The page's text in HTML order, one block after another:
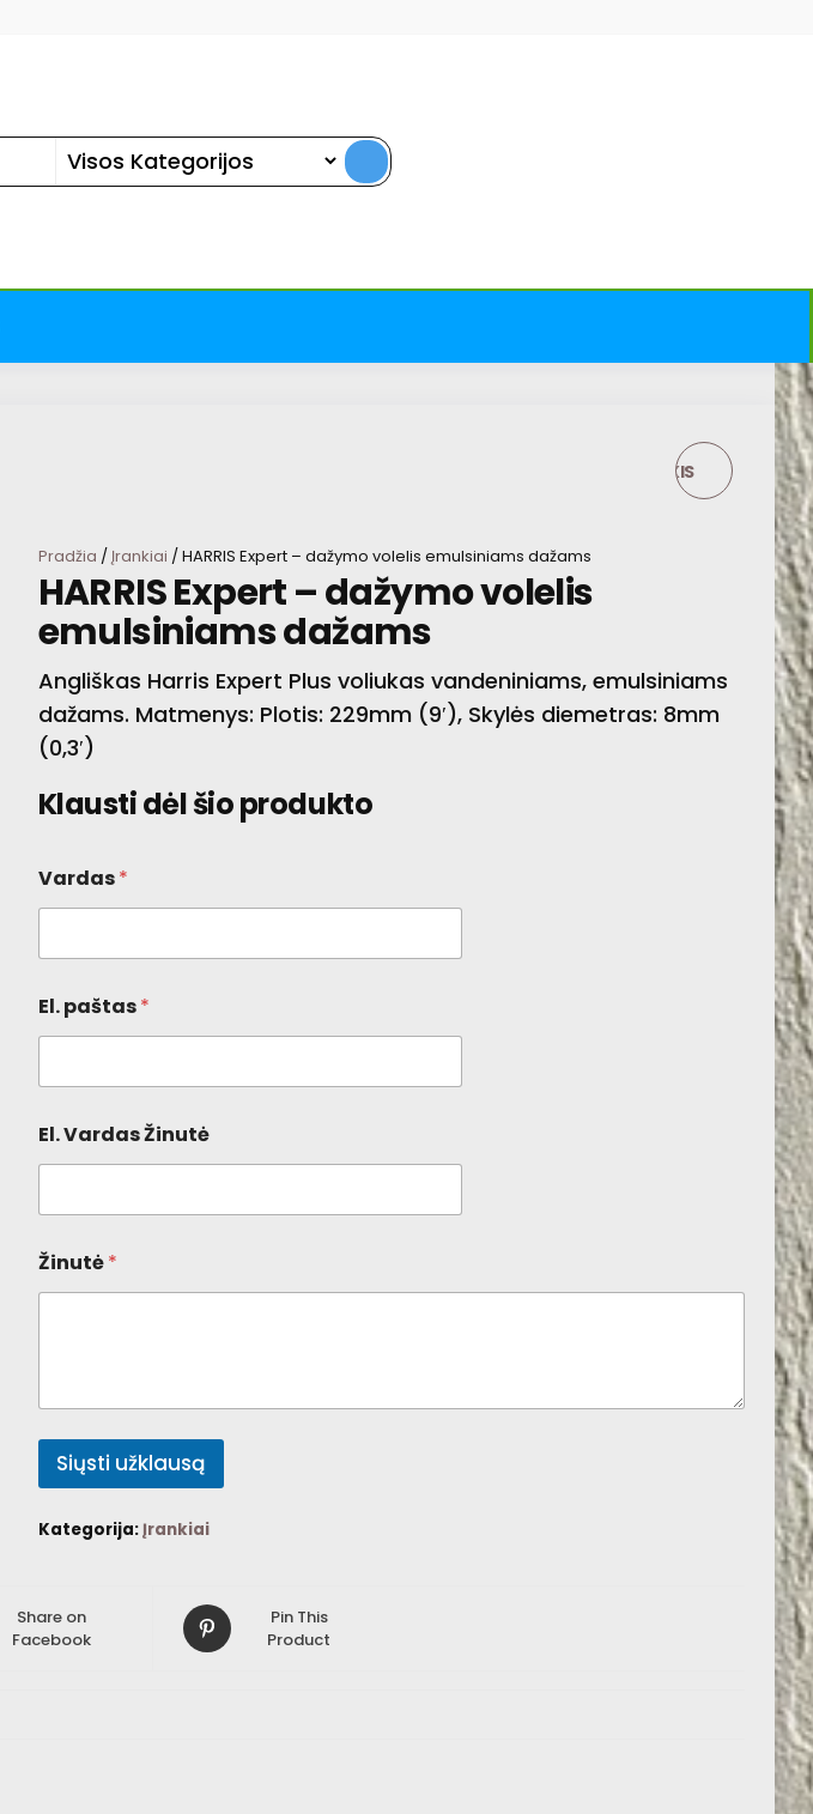
DEKORAVIMO ĮRANKIS
DAŽAMS MATERIA
Pradžia / Įrankiai / HARRIS Expert – dažymo volelis emulsiniams dažams
HARRIS Expert – dažymo volelis
emulsiniams dažams
Angliškas Harris Expert Plus voliukas vandeniniams, emulsiniams
dažams. Matmenys: Plotis: 229mm (9′), Skylės diemetras: 8mm
(0,3′)
Klausti dėl šio produkto
Vardas*
El. paštas*
El. Vardas Žinutė
Žinutė*
Siųsti užklausą
Kategorija: Įrankiai
Share on
Facebook
Pin This
Product